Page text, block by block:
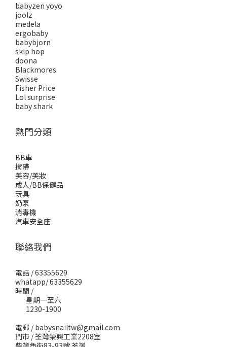
babyzen yoyo
joolz
medela
ergobaby
babybjorn
skip hop
doona
Blackmores
Swisse
Fisher Price
Lol surprise
baby shark
熱門分類
BB車
揹帶
美容/美妝
成人/BB保健品
玩具
奶泵
消毒機
汽車安全座
聯絡我們
電話 / 63355629
whatapp/ 63355629
時間 /
星期一至六
1230-1900
電郵 / babysnailtw@gmail.com
門市 / 荃灣榮興工業2208室